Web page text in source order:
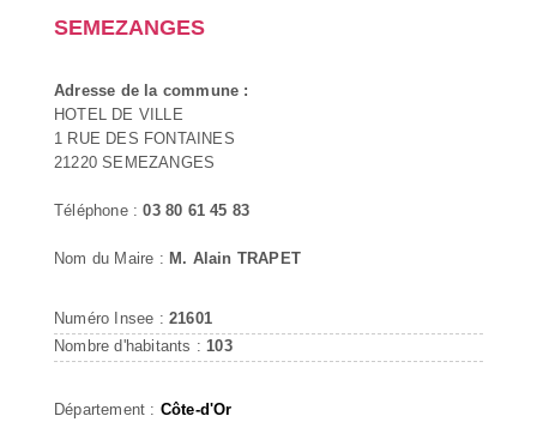
SEMEZANGES
Adresse de la commune :
HOTEL DE VILLE
1 RUE DES FONTAINES
21220 SEMEZANGES
Téléphone :03 80 61 45 83
Nom du Maire : M. Alain TRAPET
Numéro Insee : 21601
Nombre d'habitants : 103
Département : Côte-d'Or